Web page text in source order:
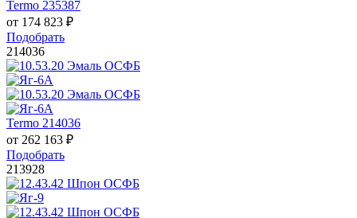
Termo 235387
от 174 823 ₽
Подобрать
214036
Termo 214036
от 262 163 ₽
Подобрать
213928